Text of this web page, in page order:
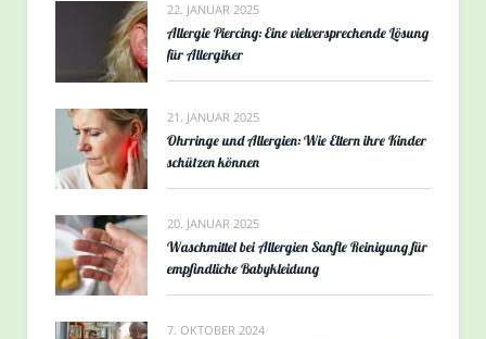
22. JANUAR 2025
Allergie Piercing: Eine vielversprechende Lösung
für Allergiker
21. JANUAR 2025
Ohrringe und Allergien: Wie Eltern ihre Kinder
schützen können
20. JANUAR 2025
Waschmittel bei Allergien Sanfte Reinigung für
empfindliche Babykleidung
7. OKTOBER 2024